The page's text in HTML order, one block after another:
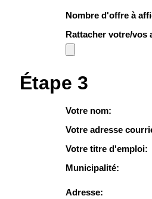
Nombre d'offre à
Rattacher votre/vos
Étape 3
Votre nom:
Votre adresse
Votre titre d'emploi:
Municipalité:
Adresse: